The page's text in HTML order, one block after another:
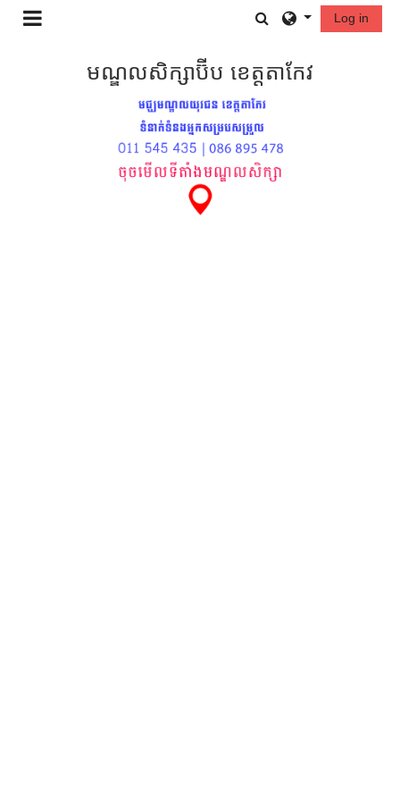
រំលងទៅកាន់មាតិកាមេ Toggle search
Log in
មណ្ឌលសិក្សាប៊ីប ខេត្តតាកែវ